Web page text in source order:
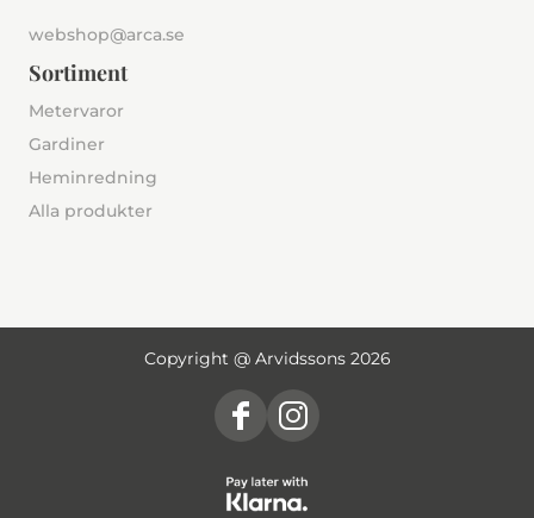
webshop@arca.se
Sortiment
Metervaror
Gardiner
Heminredning
Alla produkter
Copyright @ Arvidssons 2026